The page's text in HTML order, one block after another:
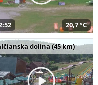
20,7 °C
dolina (45 km)